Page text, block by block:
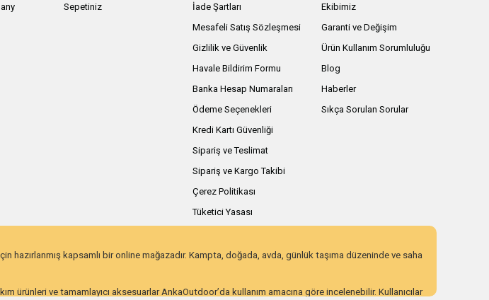
Sepetiniz
İade Şartları
Mesafeli Satış Sözleşmesi
Gizlilik ve Güvenlik
Havale Bildirim Formu
Banka Hesap Numaraları
Ödeme Seçenekleri
Kredi Kartı Güvenliği
Sipariş ve Teslimat
Sipariş ve Kargo Takibi
Çerez Politikası
Tüketici Yasası
Ekibimiz
Garanti ve Değişim
Ürün Kullanım Sorumluluğu
Blog
Haberler
Sıkça Sorulan Sorular
kapsamlı bir online mağazadır. Kampta, doğada, avda, günlük taşıma düzeninde ve saha
ürünleri ve tamamlayıcı aksesuarlar AnkaOutdoor’da kullanım amacına göre incelenebilir. Kullanıcılar